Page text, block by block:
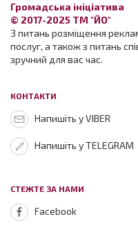
Громадська ініціатива
© 2017-2025 ТМ "ЙО"
З питань розміщення
послуг, а також з питань
зручний для вас час.
КОНТАКТИ
Напишіть у VIBER
Напишіть у TELEGRAM
СТЕЖТЕ ЗА НАМИ
Facebook